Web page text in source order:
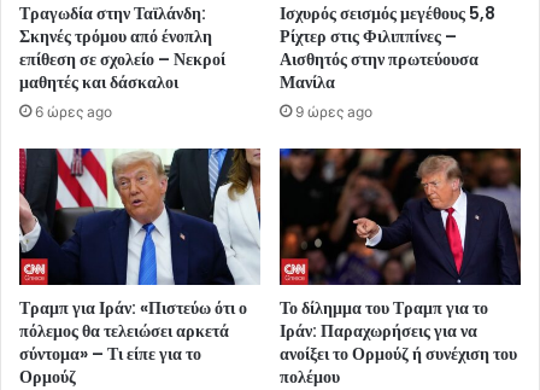
Τραγωδία στην Ταϊλάνδη:
Σκηνές τρόμου από ένοπλη
επίθεση σε σχολείο – Νεκροί
μαθητές και δάσκαλοι
6 ώρες ago
Ισχυρός σεισμός μεγέθους 5,8
Ρίχτερ στις Φιλιππίνες –
Αισθητός στην πρωτεύουσα
Μανίλα
9 ώρες ago
Τραμπ για Ιράν: «Πιστεύω ότι ο
πόλεμος θα τελειώσει αρκετά
σύντομα» – Τι είπε για το
Ορμούζ
Το δίλημμα του Τραμπ για το
Ιράν: Παραχωρήσεις για να
ανοίξει το Ορμούζ ή συνέχιση του
πολέμου